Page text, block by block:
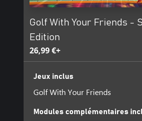
Golf With Your Friends -
Edition
26,99 €+
Jeux inclus
Golf With Your Friends
Modules complémentaires